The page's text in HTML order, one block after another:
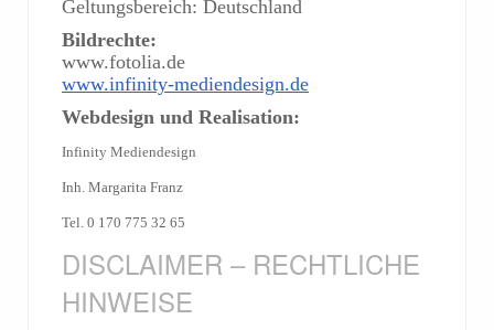
Geltungsbereich: Deutschland
Bildrechte:
www.fotolia.de
www.infinity-mediendesign.de
Webdesign und Realisation:
Infinity Mediendesign
Inh. Margarita Franz
Tel. 0 170 775 32 65
DISCLAIMER – RECHTLICHE
HINWEISE